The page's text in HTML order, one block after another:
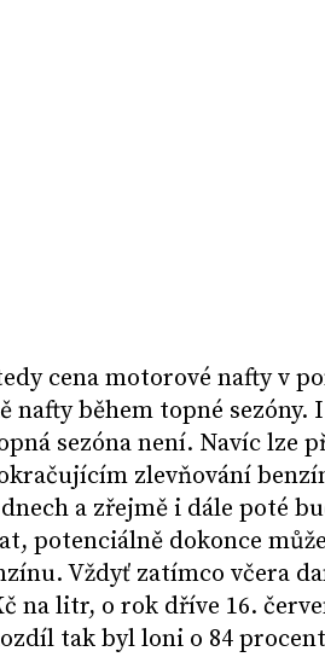
cena motorové nafty v
nafty během topné sezóny.
sezóna není. Navíc lze
zlevňování
a zřejmě i dále poté
potenciálně dokonce
Vždyť zatímco včera
na litr, o rok dříve 16.
tak byl loni o 84